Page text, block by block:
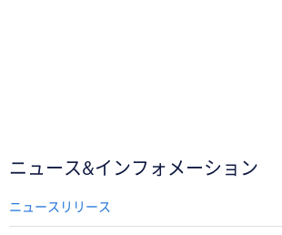
ニュース&インフォメーション
ニュースリリース